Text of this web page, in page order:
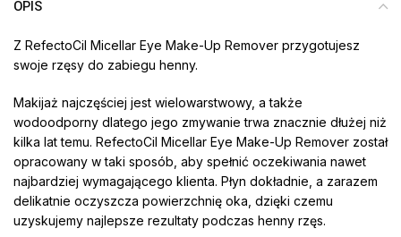
OPIS
Z RefectoCil Micellar Eye Make-Up Remover przygotujesz
swoje rzęsy do zabiegu henny.
Makijaż najczęściej jest wielowarstwowy, a także
wodoodporny dlatego jego zmywanie trwa znacznie dłużej niż
kilka lat temu. RefectoCil Micellar Eye Make-Up Remover został
opracowany w taki sposób, aby spełnić oczekiwania nawet
najbardziej wymagającego klienta. Płyn dokładnie, a zarazem
delikatnie oczyszcza powierzchnię oka, dzięki czemu
uzyskujemy najlepsze rezultaty podczas henny rzęs.